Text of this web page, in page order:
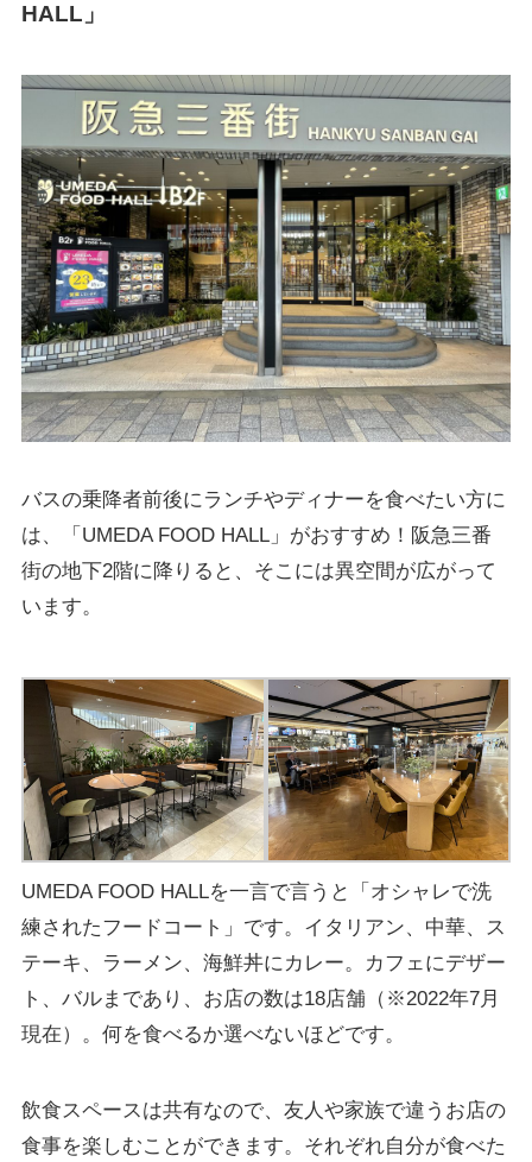
HALL」
バスの乗降者前後にランチやディナーを食べたい方に
は、「UMEDA FOOD HALL」がおすすめ！阪急三番
街の地下2階に降りると、そこには異空間が広がって
います。
UMEDA FOOD HALLを一言で言うと「オシャレで洗
練されたフードコート」です。イタリアン、中華、ス
テーキ、ラーメン、海鮮丼にカレー。カフェにデザー
ト、バルまであり、お店の数は18店舗（※2022年7月
現在）。何を食べるか選べないほどです。
飲食スペースは共有なので、友人や家族で違うお店の
食事を楽しむことができます。それぞれ自分が食べた